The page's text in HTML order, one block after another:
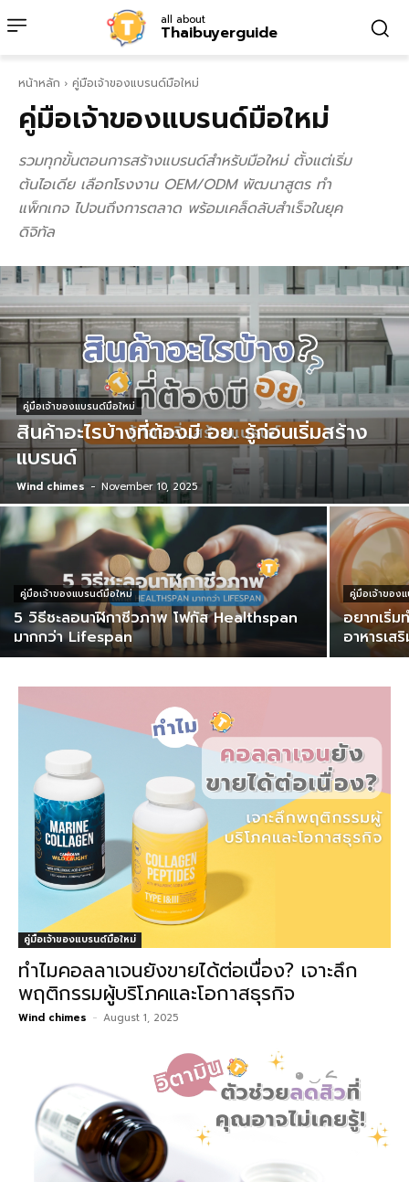
all about
Thaibuyerguide
หน้าหลัก คู่มือเจ้าของแบรนด์มือใหม่
คู่มือเจ้าของแบรนด์มือใหม่
รวมทุกขั้นตอนการสร้างแบรนด์สำหรับมือใหม่ ตั้งแต่เริ่ม
ต้นไอเดีย เลือกโรงงาน OEM/ODM พัฒนาสูตร ทำ
แพ็กเกจ ไปจนถึงการตลาด พร้อมเคล็ดลับสำเร็จในยุค
ดิจิทัล
คู่มือเจ้าของแบรนด์มือใหม่
สินค้าอะไรบ้างที่ต้องมี อย. รู้ก่อนเริ่มสร้าง
แบรนด์
Wind chimes - November 10, 2025
คู่มือเจ้าของแบรนด์มือใหม่
5 วิธีชะลอนาฬิกาชีวภาพ โฟกัส Healthspan
มากกว่า Lifespan
คู่มือเจ้าของ
อยากเริ่ม
อาหารเส
คู่มือเจ้าของแบรนด์มือใหม่
ทำไมคอลลาเจนยังขายได้ต่อเนื่อง? เจาะลึก
พฤติกรรมผู้บริโภคและโอกาสธุรกิจ
Wind chimes - August 1, 2025